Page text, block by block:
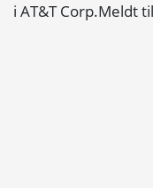
i AT&T Corp.Meldt